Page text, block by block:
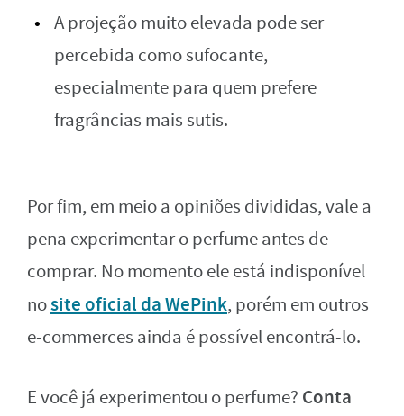
A projeção muito elevada pode ser
percebida como sufocante,
especialmente para quem prefere
fragrâncias mais sutis.
Por fim, em meio a opiniões divididas, vale a
pena experimentar o perfume antes de
comprar. No momento ele está indisponível
nosite oficial da WePink, porém em outros
e-commerces ainda é possível encontrá-lo.
E você já experimentou o perfume? Conta